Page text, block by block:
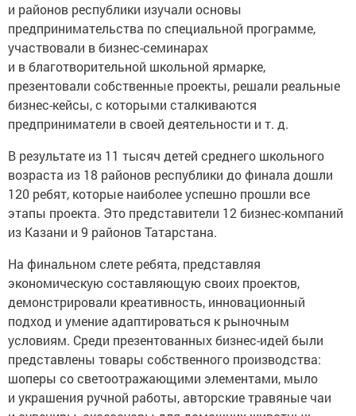
и районов республики изучали основы
предпринимательства по специальной программе,
участвовали в бизнес-семинарах
и в благотворительной школьной ярмарке,
презентовали собственные проекты, решали реальные
бизнес-кейсы, с которыми сталкиваются
предприниматели в своей деятельности и т. д.
В результате из 11 тысяч детей среднего школьного
возраста из 18 районов республики до финала дошли
120 ребят, которые наиболее успешно прошли все
этапы проекта. Это представители 12 бизнес-компаний
из Казани и 9 районов Татарстана.
На финальном слете ребята, представляя
экономическую составляющую своих проектов,
демонстрировали креативность, инновационный
подход и умение адаптироваться к рыночным
условиям. Среди презентованных бизнес-идей были
представлены товары собственного производства:
шоперы со светоотражающими элементами, мыло
и украшения ручной работы, авторские травяные чаи